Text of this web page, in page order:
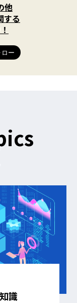
他
する
識